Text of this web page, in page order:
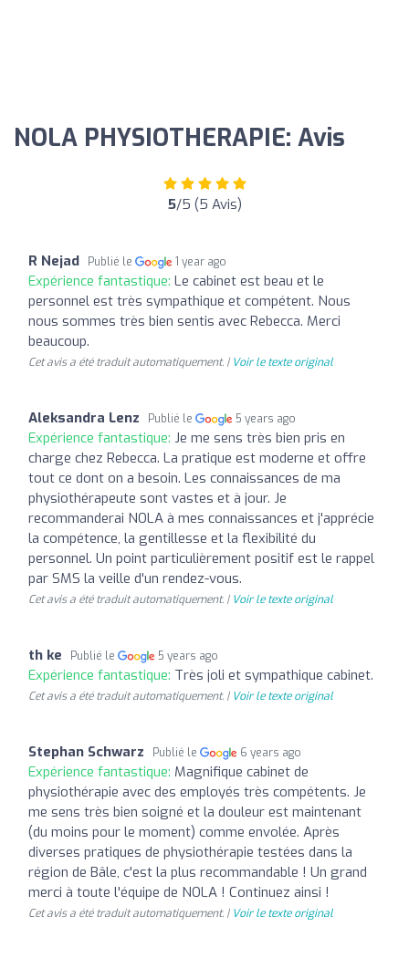
NOLA PHYSIOTHERAPIE: Avis
5/5 (5 Avis)
R Nejad Publié le 1 year ago
Expérience fantastique: Le cabinet est beau et le
personnel est très sympathique et compétent. Nous
nous sommes très bien sentis avec Rebecca. Merci
beaucoup.
Cet avis a été traduit automatiquement. | Voir le texte original
Aleksandra Lenz Publié le 5 years ago
Expérience fantastique: Je me sens très bien pris en
charge chez Rebecca. La pratique est moderne et offre
tout ce dont on a besoin. Les connaissances de ma
physiothérapeute sont vastes et à jour. Je
recommanderai NOLA à mes connaissances et j'apprécie
la compétence, la gentillesse et la flexibilité du
personnel. Un point particulièrement positif est le rappel
par SMS la veille d'un rendez-vous.
Cet avis a été traduit automatiquement. | Voir le texte original
th ke Publié le 5 years ago
Expérience fantastique: Très joli et sympathique cabinet.
Cet avis a été traduit automatiquement. | Voir le texte original
Stephan Schwarz Publié le 6 years ago
Expérience fantastique: Magnifique cabinet de
physiothérapie avec des employés très compétents. Je
me sens très bien soigné et la douleur est maintenant
(du moins pour le moment) comme envolée. Après
diverses pratiques de physiothérapie testées dans la
région de Bâle, c'est la plus recommandable ! Un grand
merci à toute l'équipe de NOLA ! Continuez ainsi !
Cet avis a été traduit automatiquement. | Voir le texte original